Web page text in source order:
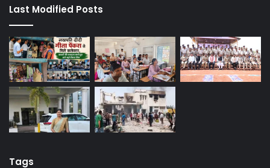
Last Modified Posts
Tags